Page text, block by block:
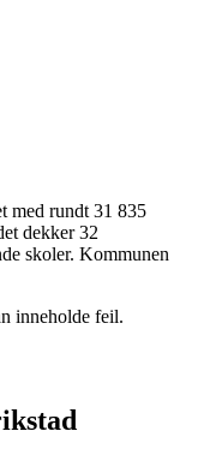
med rundt 31 835
dekker 32
skoler. Kommunen
inneholde feil.